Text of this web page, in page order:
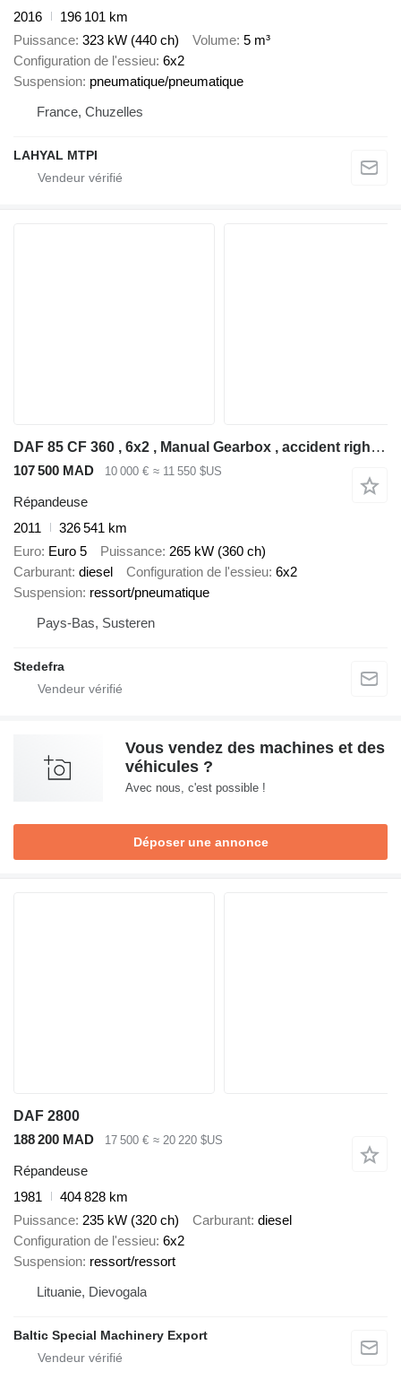
2016
196 101 km
Puissance 323 kW (440 ch) Volume 5 m³
Configuration de l'essieu 6x2
Suspension pneumatique/pneumatique
France, Chuzelles
LAHYAL MTPI
DAF 85 CF 360 , 6x2 , Manual Gearbox , accident right side , drives
107 500 MAD 10 000 € ≈ 11 550 $US
Répandeuse
2011
326 541 km
Euro Euro 5 Puissance 265 kW (360 ch)
Carburant diesel Configuration de l'essieu 6x2
Suspension ressort/pneumatique
Pays-Bas, Susteren
Stedefra
Vous vendez des machines et des
véhicules ?
Avec nous, c'est possible !
Déposer une annonce
DAF 2800
188 200 MAD
17 500 € ≈ 20 220 $US
Répandeuse
1981
404 828 km
Puissance 235 kW (320 ch) Carburant diesel
Configuration de l'essieu 6x2
Suspension ressort/ressort
Lituanie, Dievogala
Baltic Special Machinery Export